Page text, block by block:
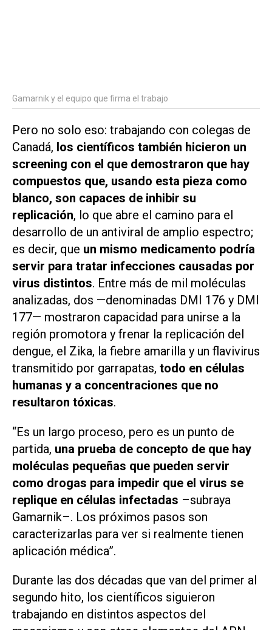
Gamarnik y el equipo que firma el trabajo
Pero no solo eso: trabajando con colegas de
Canadá, los científicos también hicieron un
screening con el que demostraron que hay
compuestos que, usando esta pieza como
blanco, son capaces de inhibir su
replicación, lo que abre el camino para el
desarrollo de un antiviral de amplio espectro;
es decir, que un mismo medicamento podría
servir para tratar infecciones causadas por
virus distintos. Entre más de mil moléculas
analizadas, dos —denominadas DMI 176 y DMI
177— mostraron capacidad para unirse a la
región promotora y frenar la replicación del
dengue, el Zika, la fiebre amarilla y un flavivirus
transmitido por garrapatas, todo en células
humanas y a concentraciones que no
resultaron tóxicas.
“Es un largo proceso, pero es un punto de
partida, una prueba de concepto de que hay
moléculas pequeñas que pueden servir
como drogas para impedir que el virus se
replique en células infectadas –subraya
Gamarnik–. Los próximos pasos son
caracterizarlas para ver si realmente tienen
aplicación médica”.
Durante las dos décadas que van del primer al
segundo hito, los científicos siguieron
trabajando en distintos aspectos del